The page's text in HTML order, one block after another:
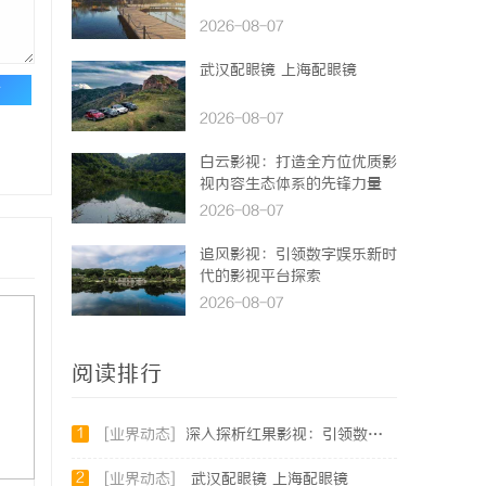
2026-08-07
武汉配眼镜 上海配眼镜
2026-08-07
白云影视：打造全方位优质影
视内容生态体系的先锋力量
2026-08-07
追风影视：引领数字娱乐新时
代的影视平台探索
2026-08-07
阅读排行
1 [业界动态] 深入探析红果影视：引领数字娱乐新风潮的影视平台
2 [业界动态] 武汉配眼镜 上海配眼镜